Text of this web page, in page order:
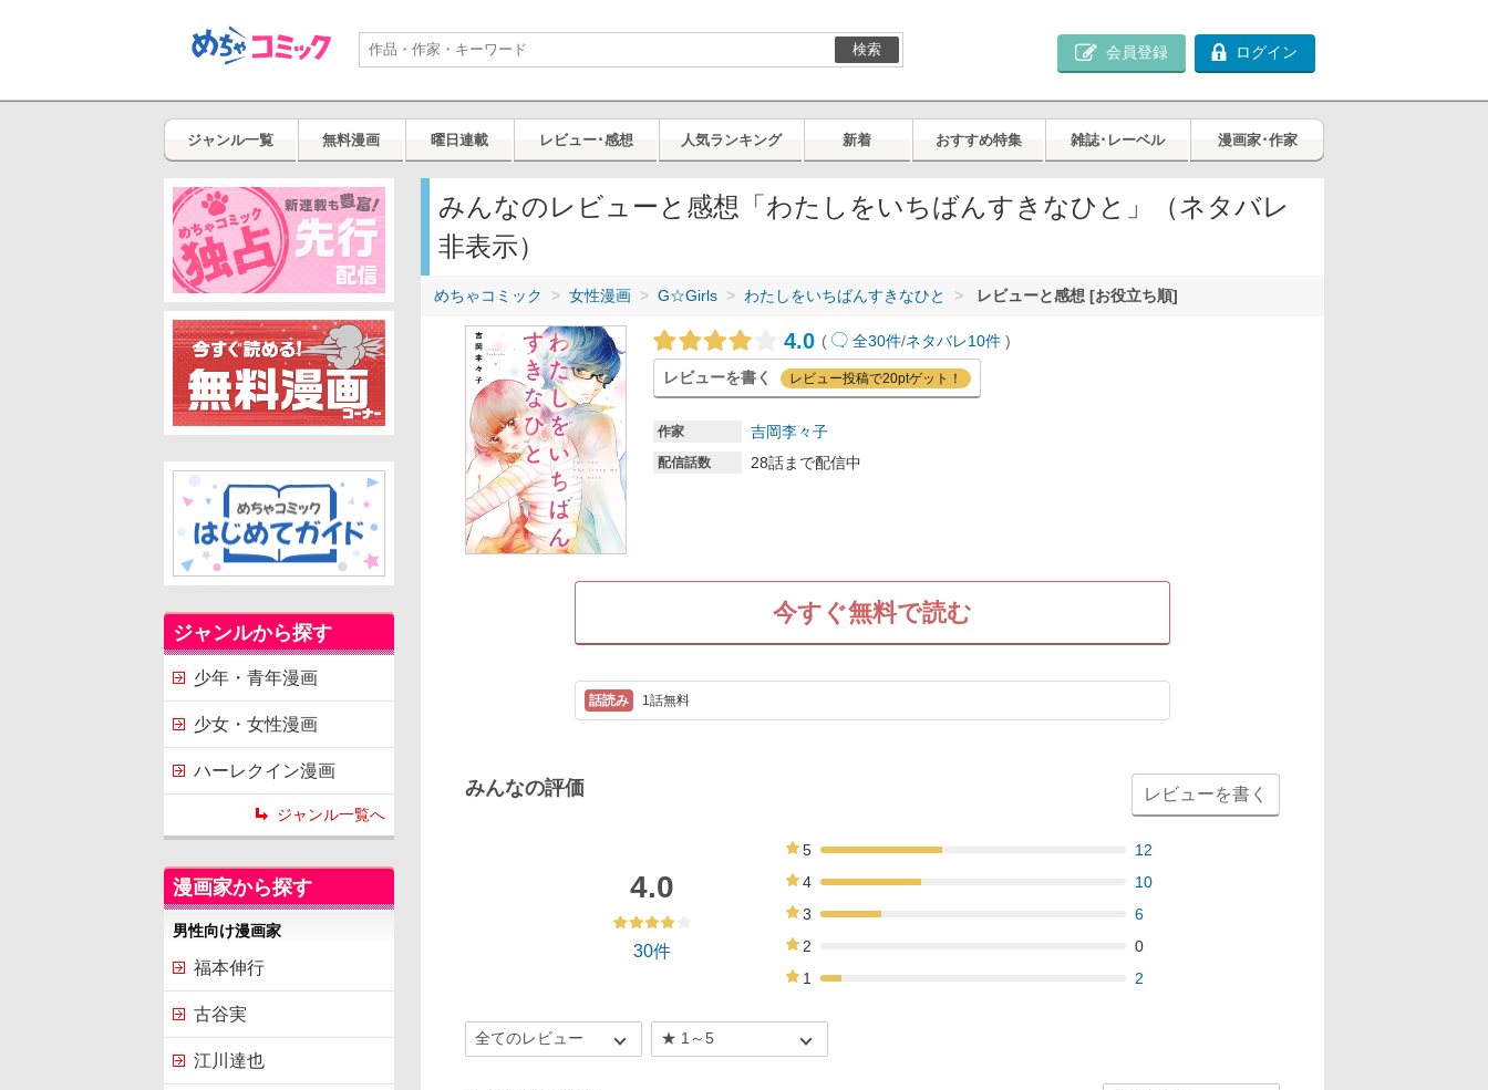
検索 会員登録 ログイン
ジャンル一覧 無料漫画 曜日連載 レビュー･感想 人気ランキング 新着 おすすめ特集 雑誌･レーベル 漫画家･作家
みんなのレビューと感想「わたしをいちばんすきなひと」（ネタバレ
非表示）
めちゃコミック 女性漫画 G☆Girls わたしをいちばんすきなひと レビューと感想 [お役立ち順]
4.0 ( 全30件/ネタバレ10件 )
レビューを書く レビュー投稿で20ptゲット！
作家 吉岡李々子
配信話数 28話まで配信中
今すぐ無料で読む
1話無料
みんなの評価 レビューを書く
4.0
30件
5
12
4
10
3
6
2
0
1
2
ジャンルから探す
少年・青年漫画
少女・女性漫画
ハーレクイン漫画
ジャンル一覧へ
漫画家から探す
男性向け漫画家
福本伸行
古谷実
江川達也